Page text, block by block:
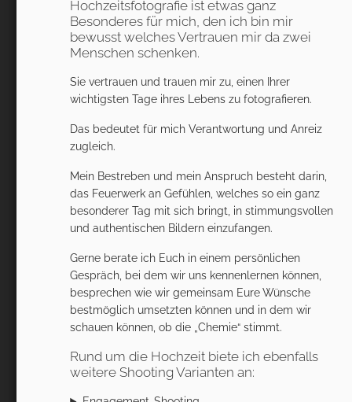
Hochzeitsfotografie ist etwas ganz
Besonderes für mich, den ich bin mir
bewusst welches Vertrauen mir da zwei
Menschen schenken.
Sie vertrauen und trauen mir zu, einen Ihrer
wichtigsten Tage ihres Lebens zu fotografieren.
Das bedeutet für mich Verantwortung und Anreiz
zugleich.
Mein Bestreben und mein Anspruch besteht darin,
das Feuerwerk an Gefühlen, welches so ein ganz
besonderer Tag mit sich bringt, in stimmungsvollen
und authentischen Bildern einzufangen.
Gerne berate ich Euch in einem persönlichen
Gespräch, bei dem wir uns kennenlernen können,
besprechen wie wir gemeinsam Eure Wünsche
bestmöglich umsetzten können und in dem wir
schauen können, ob die „Chemie“ stimmt.
Rund um die Hochzeit biete ich ebenfalls
weitere Shooting Varianten an: